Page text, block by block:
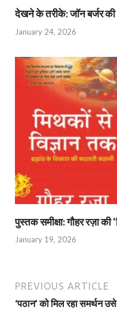
देखने के तरीके: जॉन बर्जर की
January 24, 2026
पुस्तक समीक्षा: गौहर रज़ा की
January 19, 2026
PREVIOUS ARTICLE
‘पठान’ को मिल रहा समर्थन उसे